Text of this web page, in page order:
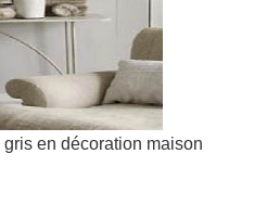
en décoration maison